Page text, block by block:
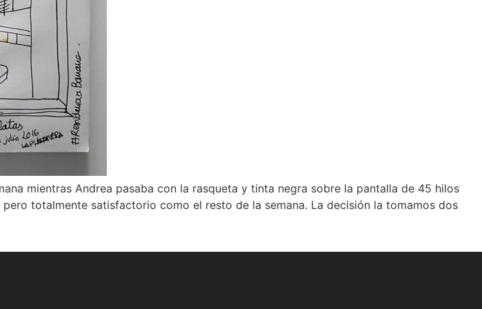
mientras Andrea pasaba con la rasqueta y tinta negra sobre la pantalla de 45 hilos
totalmente satisfactorio como el resto de la semana. La decisión la tomamos dos